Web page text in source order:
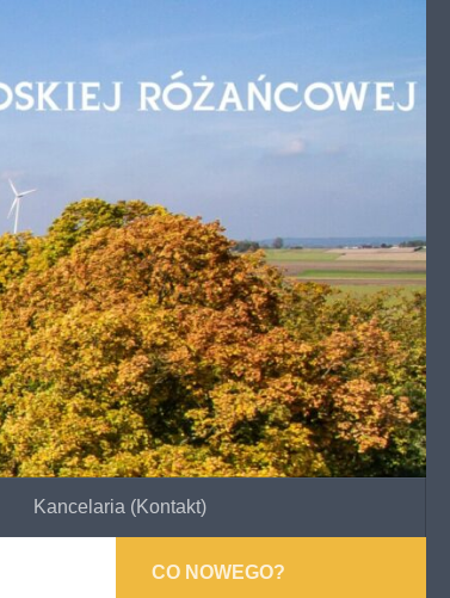
Kancelaria (Kontakt)
CO NOWEGO?